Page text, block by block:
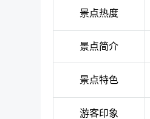
景点热度
景点简介
景点特色
游客印象